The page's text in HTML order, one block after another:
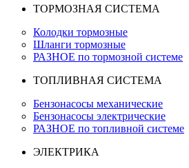
ТОРМОЗНАЯ СИСТЕМА
Колодки тормозные
Шланги тормозные
РАЗНОЕ по тормозной системе
ТОПЛИВНАЯ СИСТЕМА
Бензонасосы механические
Бензонасосы электрические
РАЗНОЕ по топливной системе
ЭЛЕКТРИКА